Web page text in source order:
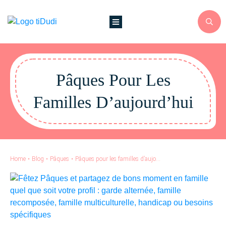
Pâques Pour Les
Familles D’aujourd’hui
Home • Blog • Pâques • Pâques pour les familles d’aujourd’hui